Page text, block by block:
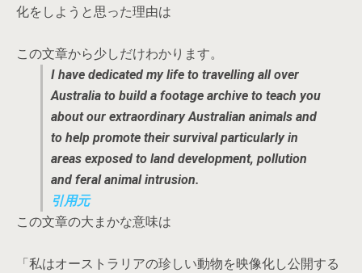
化をしようと思った理由は
この文章から少しだけわかります。
I have dedicated my life to travelling all over
Australia to build a footage archive to teach you
about our extraordinary Australian animals and
to help promote their survival particularly in
areas exposed to land development, pollution
and feral animal intrusion.
引用元
この文章の大まかな意味は
「私はオーストラリアの珍しい動物を映像化し公開する